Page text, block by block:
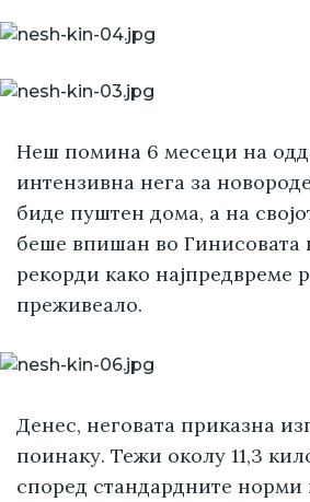
Неш помина 6 месеци на
интензивна нега за
биде пуштен дома, а на
беше впишан во Гинисовата
рекорди како најпредвреме
преживеало.
Денес, неговата приказна
поинаку. Тежи околу 11,3
според стандардните норми